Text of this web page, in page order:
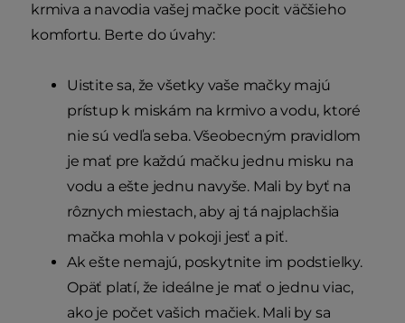
krmiva a navodia vašej mačke pocit väčšieho
komfortu. Berte do úvahy:
Uistite sa, že všetky vaše mačky majú
prístup k miskám na krmivo a vodu, ktoré
nie sú vedľa seba. Všeobecným pravidlom
je mať pre každú mačku jednu misku na
vodu a ešte jednu navyše. Mali by byť na
rôznych miestach, aby aj tá najplachšia
mačka mohla v pokoji jesť a piť.
Ak ešte nemajú, poskytnite im podstielky.
Opäť platí, že ideálne je mať o jednu viac,
ako je počet vašich mačiek. Mali by sa